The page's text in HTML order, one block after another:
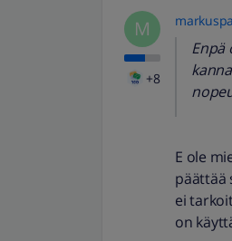
M
+8
Enpä
E ole
päättää
ei
on